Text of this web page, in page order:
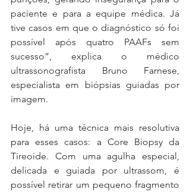
paciente e para a equipe médica. Já
tive casos em que o diagnóstico só foi
possível após quatro PAAFs sem
sucesso”, explica o médico
ultrassonografista Bruno Farnese,
especialista em biópsias guiadas por
imagem.
Hoje, há uma técnica mais resolutiva
para esses casos: a Core Biopsy da
Tireoide. Com uma agulha especial,
delicada e guiada por ultrassom, é
possível retirar um pequeno fragmento